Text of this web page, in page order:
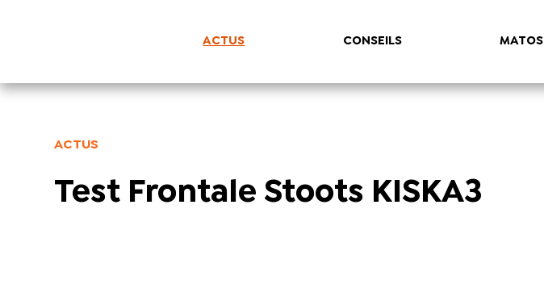
ACTUS CONSEILS MATOS
ACTUS
Test Frontale Stoots KISKA3